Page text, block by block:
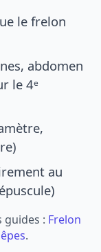
le frelon
abdomen
le 4ᵉ
au
guides : Frelon
.